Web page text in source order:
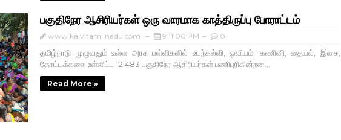
பகுதிநேர ஆசிரியர்கள் ஒரு வாரமாக காத்திருப்பு போராட்டம்
www.kalvitamilnadu.com 9:11:00 PM 0
தமிழ்நாடு முழுவதும் உள்ள அரசு பள்ளிகளில் உடற்கல்வி, ஓவியம், கணினி, தையல், இசை,
தோட்டக்கலை உள்ளிட்ட 12,483 பகுதிநேர ஆசிரியர்கள் பணிபுரிகின்றன...
Read More »